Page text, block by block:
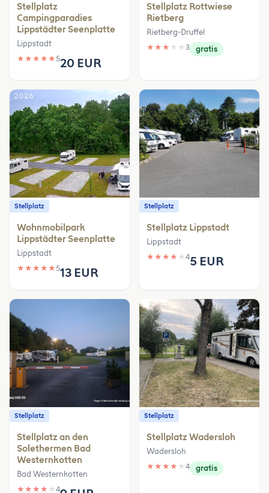
Stellplatz
Campingparadies
Lippstädter Seenplatte
Lippstadt
★ ★ ★ ★ ★520 EUR
Stellplatz Rottwiese
Rietberg
Rietberg-Druffel
★ ★ ★ ★ ★ 3 gratis
Stellplatz
Wohnmobilpark
Lippstädter Seenplatte
Lippstadt
★ ★ ★ ★ ★513 EUR
Stellplatz
Stellplatz Lippstadt
Lippstadt
★ ★ ★ ★ ★ 45 EUR
Stellplatz
Stellplatz an den
Solethermen Bad
Westernkotten
Bad Westernkotten
★ ★ ★ ★ ★ 4
Stellplatz
Stellplatz Wadersloh
Wadersloh
★ ★ ★ ★ ★ 4 gratis